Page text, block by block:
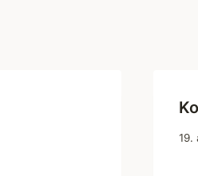
19.